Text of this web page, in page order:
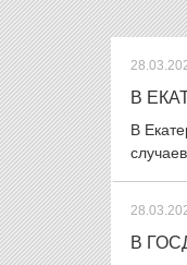
В
В
В